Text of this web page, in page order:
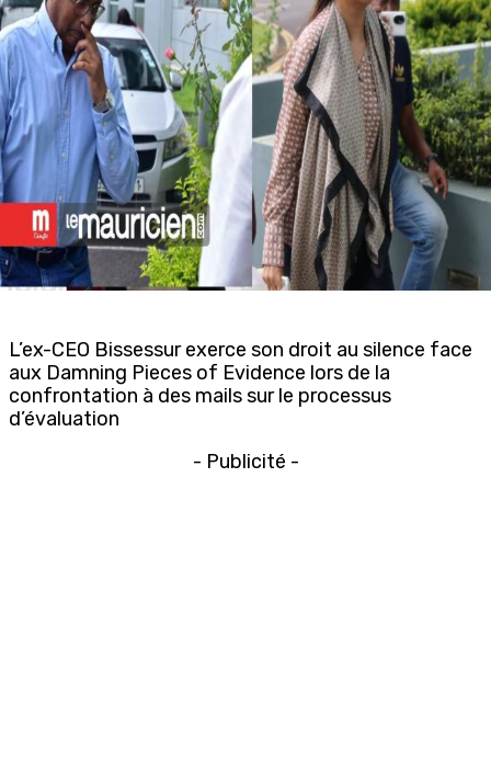
L’ex-CEO Bissessur exerce son droit au silence face
aux Damning Pieces of Evidence lors de la
confrontation à des mails sur le processus
d’évaluation
- Publicité -